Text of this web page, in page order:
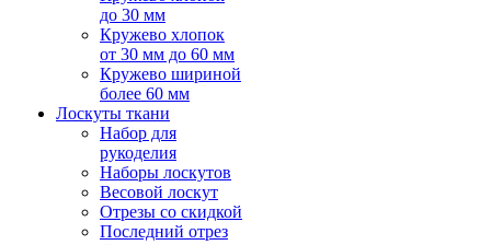
до 30 мм
Кружево хлопок
от 30 мм до 60 мм
Кружево шириной
более 60 мм
Лоскуты ткани
Набор для
рукоделия
Наборы лоскутов
Весовой лоскут
Отрезы со скидкой
Последний отрез